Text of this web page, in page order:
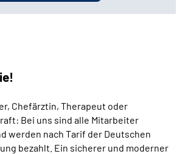
Chefärztin, Therapeut oder
Bei uns sind alle Mitarbeiter
werden nach Tarif der Deutschen
bezahlt. Ein sicherer und moderner